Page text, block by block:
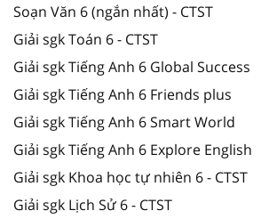
Soạn Văn 6 (ngắn nhất) - CTST
Giải sgk Toán 6 - CTST
Giải sgk Tiếng Anh 6 Global Success
Giải sgk Tiếng Anh 6 Friends plus
Giải sgk Tiếng Anh 6 Smart World
Giải sgk Tiếng Anh 6 Explore English
Giải sgk Khoa học tự nhiên 6 - CTST
Giải sgk Lịch Sử 6 - CTST